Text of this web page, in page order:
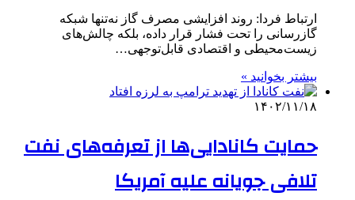
ارتباط فردا: روند افزایشی مصرف گاز نه‌تنها شبکه
گازرسانی را تحت فشار قرار داده، بلکه چالش‌های
زیست‌محیطی و اقتصادی قابل‌توجهی…
بیشتر بخوانید »
۱۴۰۲/۱۱/۱۸
حمایت کانادایی‌ها از تعرفه‌های نفت
تلافی جویانه علیه آمریکا